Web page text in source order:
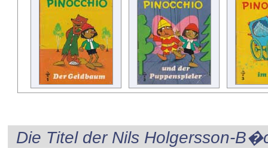
Die Titel der Nils Holgersson-